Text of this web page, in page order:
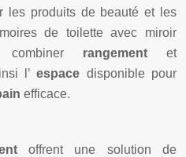
les produits de beauté et les
de toilette avec miroir
combiner rangementet
l’espace disponible pour
efficace.
offrent une solution de